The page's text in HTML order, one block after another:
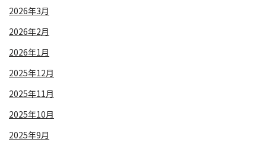
2026年3月
2026年2月
2026年1月
2025年12月
2025年11月
2025年10月
2025年9月